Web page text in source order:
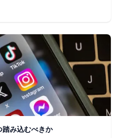
み込むべきか